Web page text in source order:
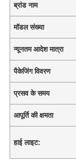
ब्रांड नाम
मॉडल संख्या
न्यूनतम आदेश मात्रा
पैकेजिंग विवरण
प्रसव के समय
आपूर्ति की क्षमता
हाई लाइट: